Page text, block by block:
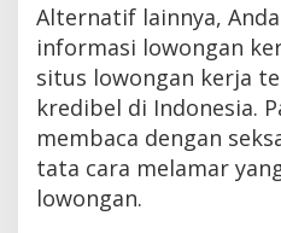
Alternatif lainnya,
informasi lowongan
situs lowongan kerja
kredibel di Indonesia.
membaca dengan
tata cara melamar
lowongan.